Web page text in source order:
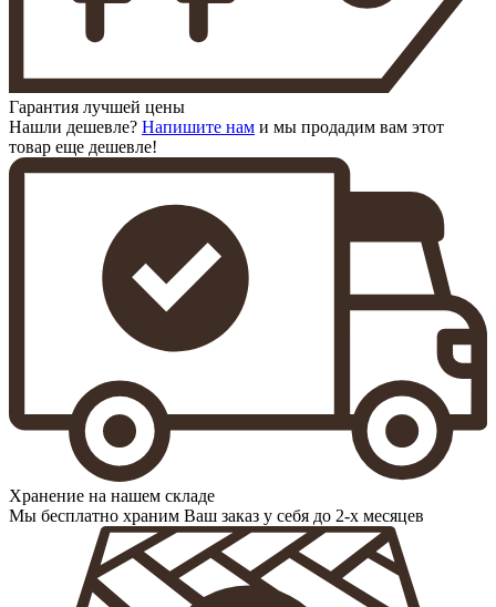
Гарантия лучшей цены
Нашли дешевле? Напишите нам и мы продадим вам этот
товар еще дешевле!
Хранение на нашем складе
Мы бесплатно храним Ваш заказ у себя до 2-х месяцев